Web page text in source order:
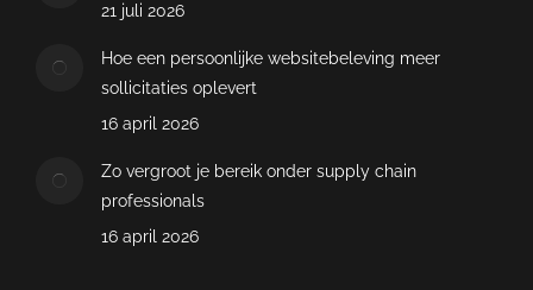
21 juli 2026
Hoe een persoonlijke websitebeleving meer
sollicitaties oplevert
16 april 2026
Zo vergroot je bereik onder supply chain
professionals
16 april 2026